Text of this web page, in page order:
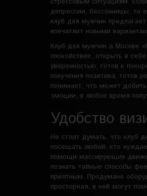
депрессии, бессонницы, то
клуб для мужчин
впечатлит новыми
Клуб для мужчин а Москве
спокойствие, открыть в
уверенностью, готов к
получения позитива, готов
понимает, что может
эмоции, в любое время
Удобство
Не стоит думать, что клуб
посещать любой, кто
помощи массирующих
познать тайные способы
приятным. Продумано
просторная, в ней могут